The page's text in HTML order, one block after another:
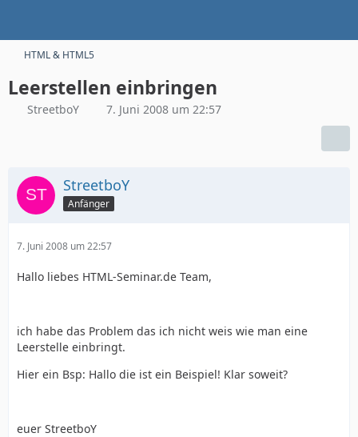
HTML & HTML5
Leerstellen einbringen
StreetboY 7. Juni 2008 um 22:57
StreetboY
Anfänger
7. Juni 2008 um 22:57
Hallo liebes HTML-Seminar.de Team,
ich habe das Problem das ich nicht weis wie man eine
Leerstelle einbringt.
Hier ein Bsp: Hallo die ist ein Beispiel! Klar soweit?
euer StreetboY